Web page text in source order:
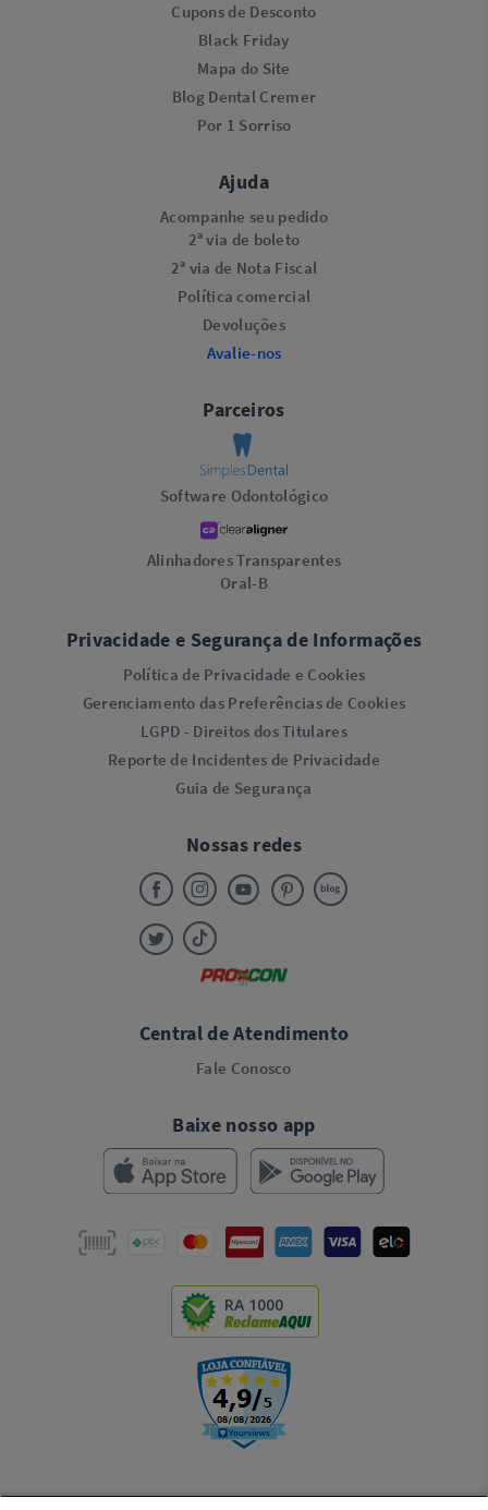
Cupons de Desconto
Black Friday
Mapa do Site
Blog Dental Cremer
Por 1 Sorriso
Ajuda
Acompanhe seu pedido
2ª via de boleto
2ª via de Nota Fiscal
Política comercial
Devoluções
Avalie-nos
Parceiros
Software Odontológico
Alinhadores Transparentes
Oral-B
Privacidade e Segurança de Informações
Política de Privacidade e Cookies
Gerenciamento das Preferências de Cookies
LGPD - Direitos dos Titulares
Reporte de Incidentes de Privacidade
Guia de Segurança
Nossas redes
Central de Atendimento
Fale Conosco
Baixe nosso app
RA 1000